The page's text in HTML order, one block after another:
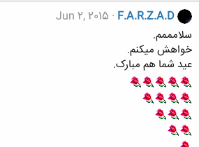
F.A.R.Z.A.D
Jun 2, 2015
سلامممم.
خواهش میکنم.
عید شما هم مبارک.